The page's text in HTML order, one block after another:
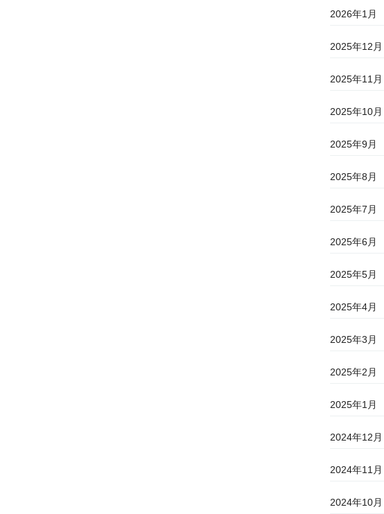
2026年1月
2025年12月
2025年11月
2025年10月
2025年9月
2025年8月
2025年7月
2025年6月
2025年5月
2025年4月
2025年3月
2025年2月
2025年1月
2024年12月
2024年11月
2024年10月